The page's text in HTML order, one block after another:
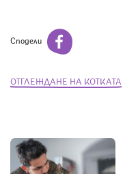
Сподели
ОТГЛЕЖДАНЕ НА КОТКАТА